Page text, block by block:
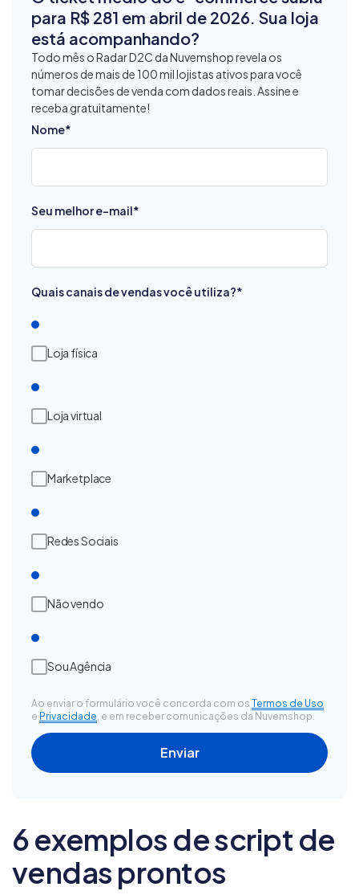
para R$ 281 em abril de 2026. Sua loja
está acompanhando?
Todo mês o Radar D2C da Nuvemshop revela os
números de mais de 100 mil lojistas ativos para você
tomar decisões de venda com dados reais. Assine e
receba gratuitamente!
Nome*
Seu melhor e-mail*
Quais canais de vendas você utiliza?*
Loja física
Loja virtual
Marketplace
Redes Sociais
Não vendo
Sou Agência
Ao enviar o formulário você concorda com os Termos de Uso
e Privacidade , e em receber comunicações da Nuvemshop.
6 exemplos de script de
vendas prontos